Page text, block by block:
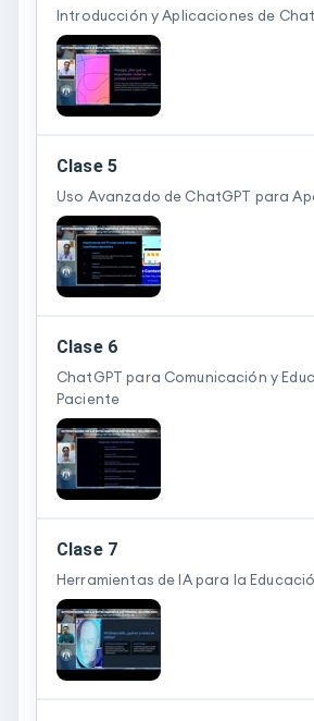
Introducción y Aplicaciones de
Clase 5
Uso Avanzado de ChatGPT para
Clase 6
ChatGPT para Comunicación y
Paciente
Clase 7
Herramientas de IA para la